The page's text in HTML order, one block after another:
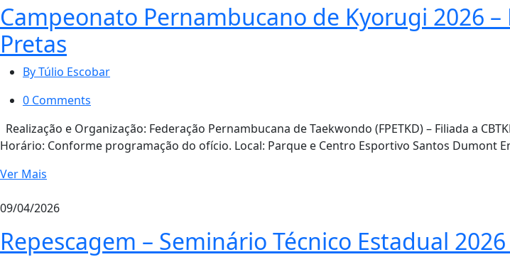
Campeonato Pernambucano de Kyorugi 2026 –
Pretas
By Túlio Escobar
0 Comments
Realização e Organização: Federação Pernambucana de Taekwondo (FPETKD) – Filiada a
Horário: Conforme programação do ofício. Local: Parque e Centro Esportivo Santos Dumont
Ver Mais
09/04/2026
Repescagem – Seminário Técnico Estadual